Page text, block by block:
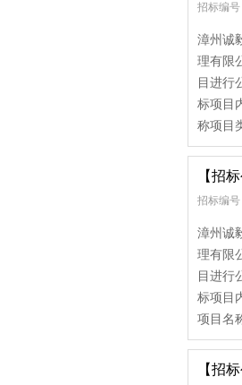
招标编号
漳州诚
理有限
目进行
标项目
称项目
【招
招标编号
漳州诚
理有限
目进行
标项目
项目名
【招